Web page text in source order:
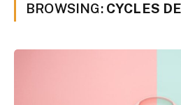
BROWSING: CYCLES